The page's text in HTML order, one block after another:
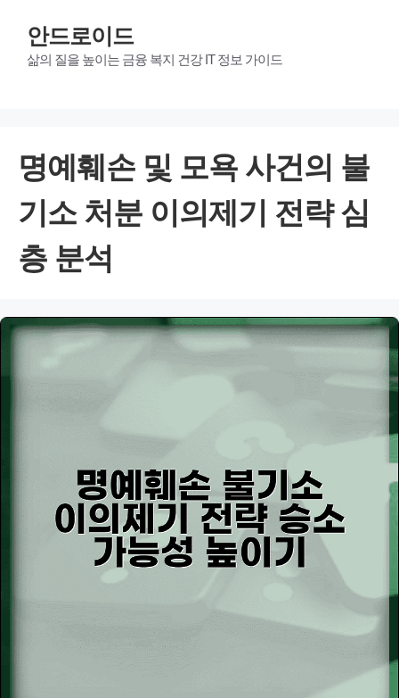
안드로이드
삶의 질을 높이는 금융 복지 건강 IT 정보 가이드
명예훼손 및 모욕 사건의 불
기소 처분 이의제기 전략 심
층 분석